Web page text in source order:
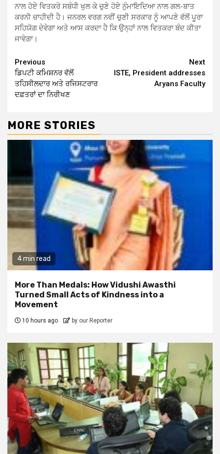
ਨਾਲ ਹੋਏ ਵਿਤਕਰੇ ਸਬੰਧੀ ਖੁਲ ਕੇ ਚੁਣੇ ਹੋਏ ਨੁੰਮਾਇਦਿਆ ਨਾਲ ਗਲ-ਬਾਤ
ਕਰਨੀ ਚਾਹੀਦੀ ਹੈ। ਜਨਰਲ ਵਰਗ ਨਵੀਂ ਚੁਣੀ ਸਰਕਾਰ ਨੂੰ ਆਪਣੇ ਵੱਲੋਂ ਪੂਰਾ
ਸਹਿਯੋਗ ਦੇਵੇਗਾ ਅਤੇ ਆਸ ਕਰਦਾ ਹੈ ਕਿ ਉਨ੍ਹਾਂ ਨਾਲ ਵਿਤਕਰਾ ਬੰਦ ਕੀਤਾ
ਜਾਵੇਗਾ।
Continue
Reading
Previous
ਡਿਪਟੀ ਕਮਿਸ਼ਨਰ ਵੱਲੋਂ
ਤਹਿਸੀਲਦਾਰ ਅਤੇ ਰਜਿਸਟਰਾਰ
ਦਫ਼ਤਰਾਂ ਦਾ ਨਿਰੀਖਣ
Next
ISTE, President addresses
Aryans Faculty
MORE STORIES
4 min read
More Than Medals: How Vidushi Awasthi
Turned Small Acts of Kindness into a
Movement
10 hours ago by our Reporter